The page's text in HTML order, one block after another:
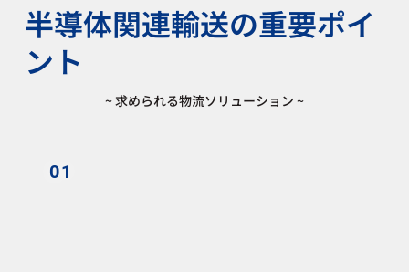
半導体関連輸送の重要ポイ
ント
~ 求められる物流ソリューション ~
01